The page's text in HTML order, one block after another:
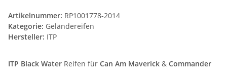
Artikelnummer: RP1001778-2014
Kategorie: Geländereifen
Hersteller: ITP
ITP Black Water Reifen für Can Am Maverick & Commander